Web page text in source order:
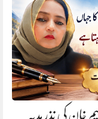
خان کی نذر ہدیہ